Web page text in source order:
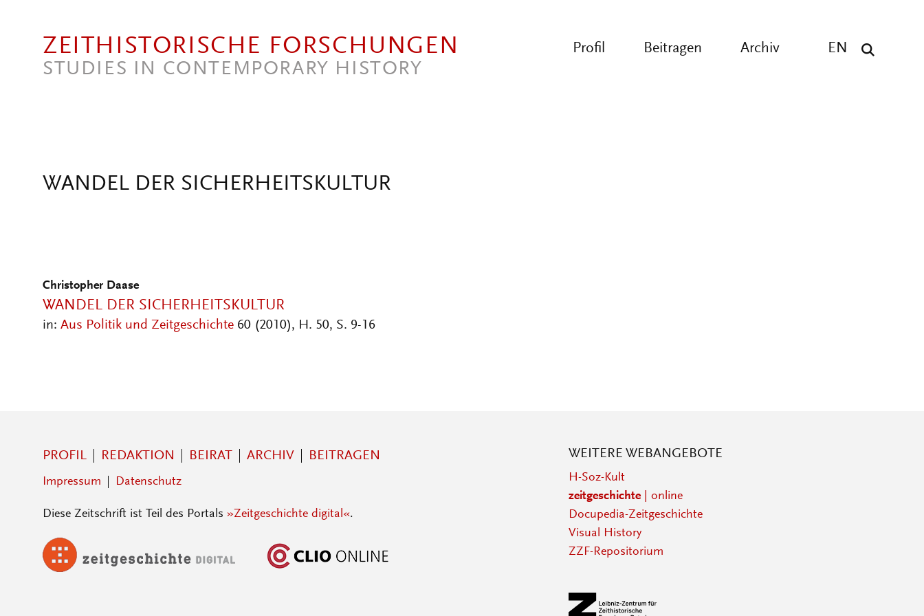
ZEITHISTORISCHE FORSCHUNGEN
STUDIES IN CONTEMPORARY HISTORY
EN
Profil Beitragen Archiv
WANDEL DER SICHERHEITSKULTUR
Christopher Daase
WANDEL DER SICHERHEITSKULTUR
in: Aus Politik und Zeitgeschichte 60 (2010), H. 50, S. 9-16
PROFIL REDAKTION BEIRAT ARCHIV BEITRAGEN
Impressum Datenschutz
Diese Zeitschrift ist Teil des Portals »Zeitgeschichte digital«.
WEITERE WEBANGEBOTE
H-Soz-Kult
zeitgeschichte| online
Docupedia-Zeitgeschichte
Visual History
ZZF-Repositorium